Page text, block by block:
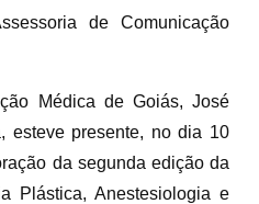
de Comunicação
Médica de Goiás, José
esteve presente, no dia 10
da segunda edição da
Plástica, Anestesiologia e